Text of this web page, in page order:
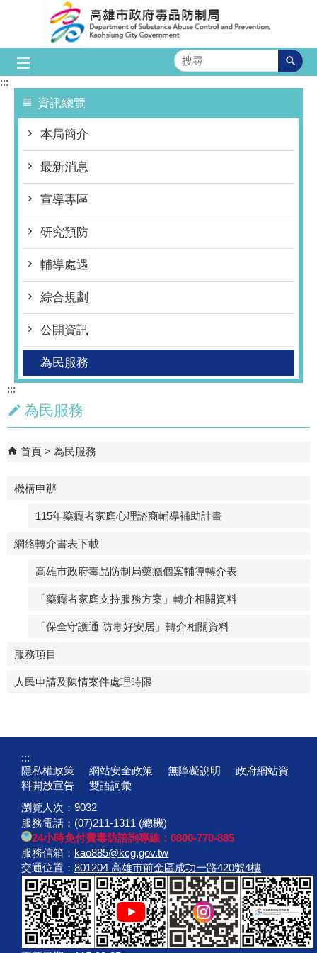
跳到主要內容區塊
搜
尋
:::
資訊總覽
本局簡介
最新消息
宣導專區
研究預防
輔導處遇
綜合規劃
公開資訊
為民服務
:::
為民服務
首頁 為民服務
機構申辦
115年藥癮者家庭心理諮商輔導補助計畫
網絡轉介書表下載
高雄市政府毒品防制局藥癮個案輔導轉介表
「藥癮者家庭支持服務方案」轉介相關資料
「保全守護通 防毒好安居」轉介相關資料
服務項目
人民申請及陳情案件處理時限
:::
隱私權政策
網站安全政策 無障礙說明
政府網站資
料開放宣告
雙語詞彙
瀏覽人次： 9032
服務電話：(07)211-1311 (總機)
24小時免付費毒防諮詢專線：0800-770-885
服務信箱： kao885@kcg.gov.tw
交通位置： 801204 高雄市前金區成功一路420號4樓